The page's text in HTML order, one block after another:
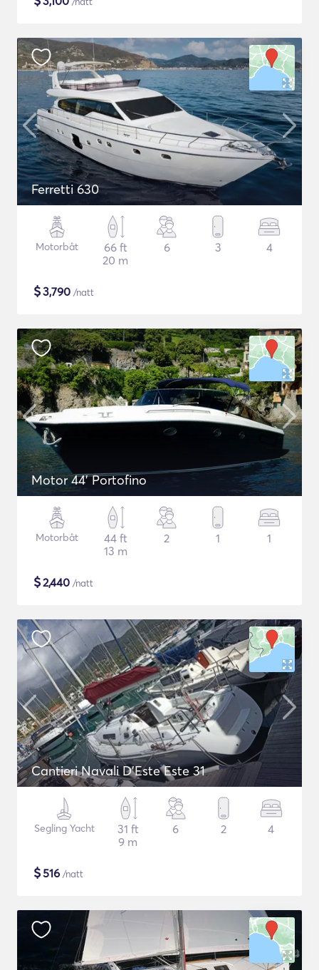
Ferretti 630
Motorbåt
66 ft
20 m
6 3 4
$3,790 /natt
Motor 44' Portofino
Motorbåt
44 ft
13 m
2 1 1
$2,440 /natt
Cantieri Navali D'Este Este 31
Segling Yacht
31 ft
9 m
6 2 4
$516 /natt